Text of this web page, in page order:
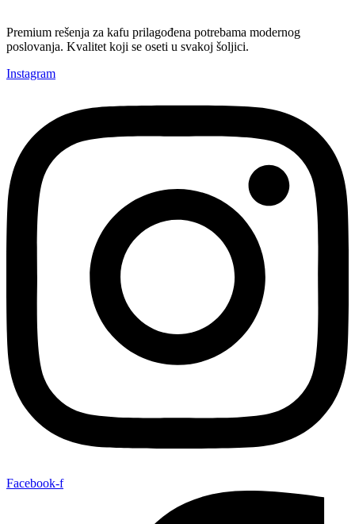
Premium rešenja za kafu prilagođena potrebama modernog
poslovanja. Kvalitet koji se oseti u svakoj šoljici.
Instagram
Facebook-f